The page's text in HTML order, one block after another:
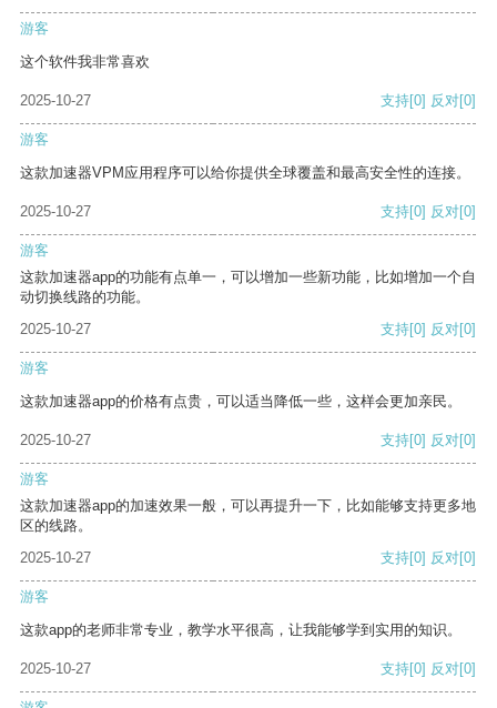
游客
这个软件我非常喜欢
2025-10-27 支持[0] 反对[0]
游客
这款加速器VPM应用程序可以给你提供全球覆盖和最高安全性的连接。
2025-10-27 支持[0] 反对[0]
游客
这款加速器app的功能有点单一，可以增加一些新功能，比如增加一个自
动切换线路的功能。
2025-10-27
支持[0] 反对[0]
游客
这款加速器app的价格有点贵，可以适当降低一些，这样会更加亲民。
2025-10-27 支持[0] 反对[0]
游客
这款加速器app的加速效果一般，可以再提升一下，比如能够支持更多地
区的线路。
2025-10-27
支持[0] 反对[0]
游客
这款app的老师非常专业，教学水平很高，让我能够学到实用的知识。
2025-10-27 支持[0] 反对[0]